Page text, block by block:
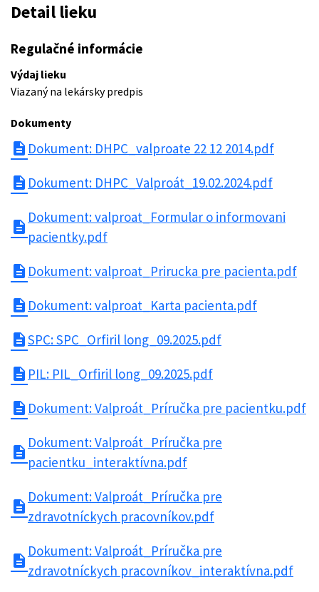
Detail lieku
Regulačné informácie
Výdaj lieku
Viazaný na lekársky predpis
Dokumenty
description Dokument: DHPC_valproate 22 12 2014.pdf
description Dokument: DHPC_Valproát_19.02.2024.pdf
description
Dokument: valproat_Formular o informovani
pacientky.pdf
description Dokument: valproat_Prirucka pre pacienta.pdf
description Dokument: valproat_Karta pacienta.pdf
descriptionSPC: SPC_Orfiril long_09.2025.pdf
description PIL: PIL_Orfiril long_09.2025.pdf
description Dokument: Valproát_Príručka pre pacientku.pdf
description
Dokument: Valproát_Príručka pre
pacientku_interaktívna.pdf
description
Dokument: Valproát_Príručka pre
zdravotníckych pracovníkov.pdf
description
Dokument: Valproát_Príručka pre
zdravotníckych pracovníkov_interaktívna.pdf